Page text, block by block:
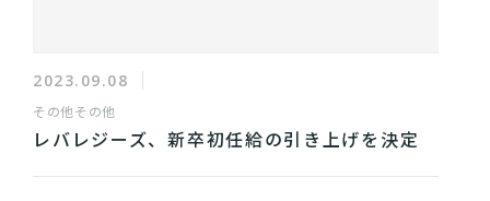
2023.09.08
その他その他
レバレジーズ、新卒初任給の引き上げを決定